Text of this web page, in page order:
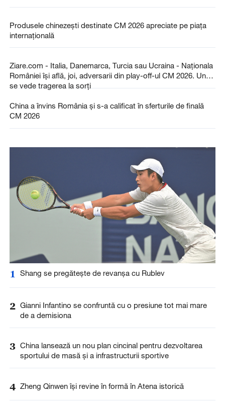
Produsele chinezești destinate CM 2026 apreciate pe piața
internațională
Ziare.com - Italia, Danemarca, Turcia sau Ucraina - Naţionala
României îşi află, joi, adversarii din play-off-ul CM 2026. Unde
se vede tragerea la sorți
China a învins România și s-a calificat în sferturile de finală
CM 2026
1 Shang se pregătește de revanșa cu Rublev
2 Gianni Infantino se confruntă cu o presiune tot mai mare
de a demisiona
3 China lansează un nou plan cincinal pentru dezvoltarea
sportului de masă și a infrastructurii sportive
4 Zheng Qinwen își revine în formă în Atena istorică